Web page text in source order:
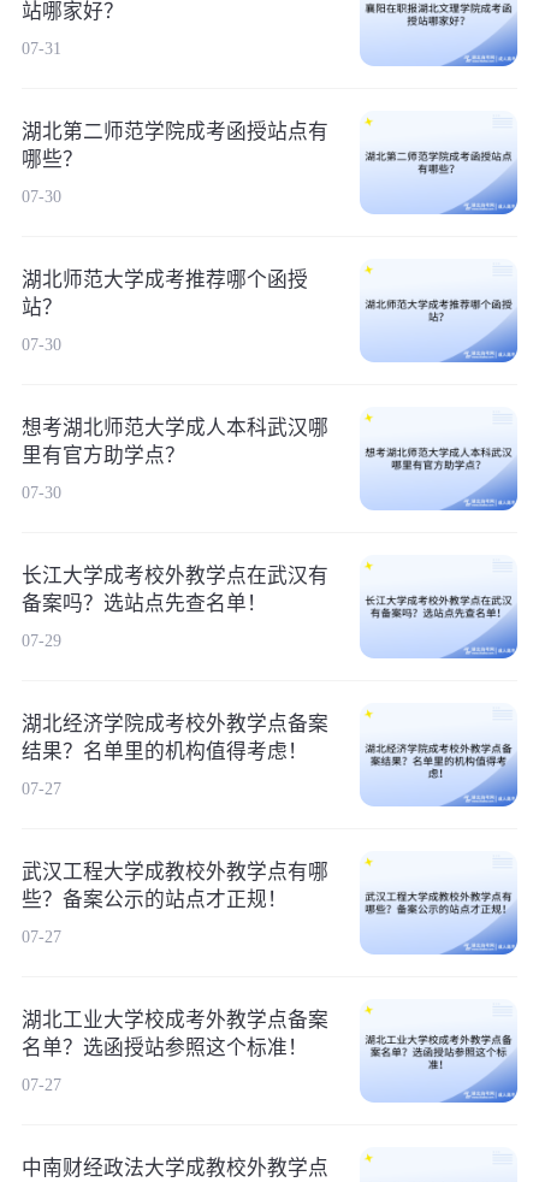
站哪家好？
07-31
湖北第二师范学院成考函授站点有
哪些？
07-30
湖北师范大学成考推荐哪个函授
站？
07-30
想考湖北师范大学成人本科武汉哪
里有官方助学点？
07-30
长江大学成考校外教学点在武汉有
备案吗？选站点先查名单！
07-29
湖北经济学院成考校外教学点备案
结果？名单里的机构值得考虑！
07-27
武汉工程大学成教校外教学点有哪
些？备案公示的站点才正规！
07-27
湖北工业大学校成考外教学点备案
名单？选函授站参照这个标准！
07-27
中南财经政法大学成教校外教学点